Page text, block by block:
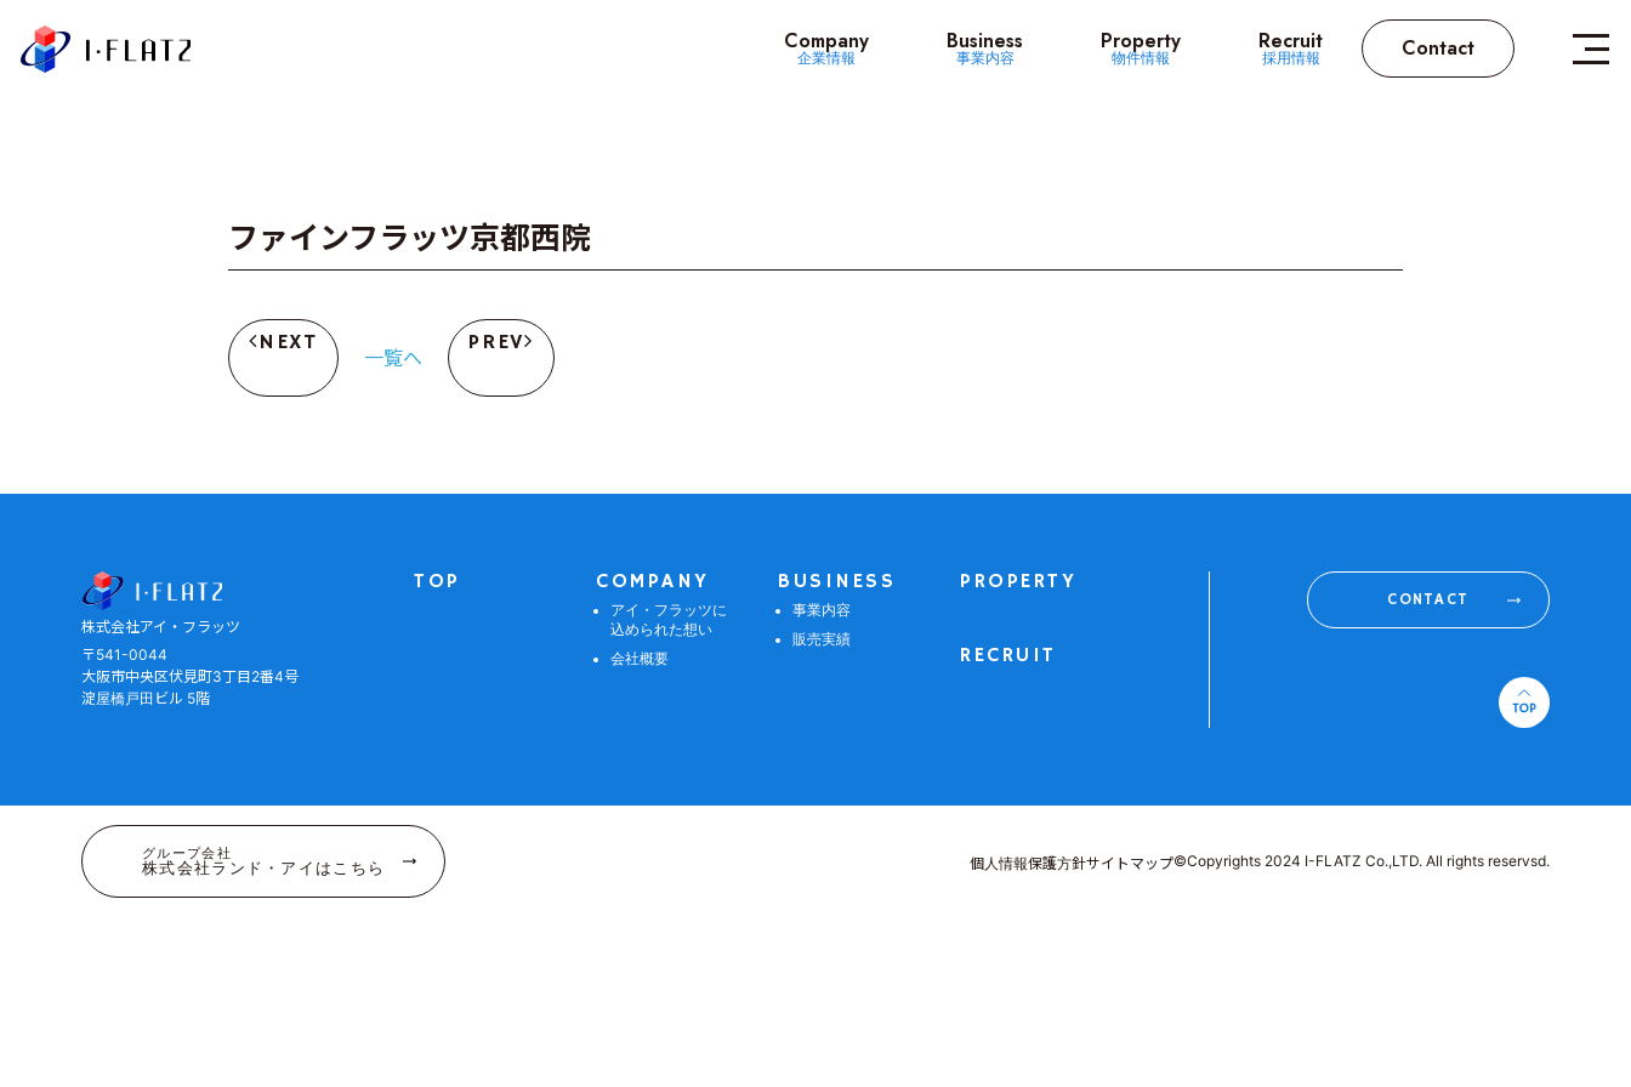
Company
企業情報
Business
事業内容
Property
物件情報
Recruit
採用情報 Contact
ファインフラッツ京都西院
NEXT
一覧へ
PREV
株式会社アイ・フラッツ
株式会社アイ・フラッツ
〒541-0044
大阪市中央区伏見町3丁目2番4号
淀屋橋戸田ビル 5階
TOP COMPANY
アイ・フラッツに
込められた想い
会社概要
BUSINESS
事業内容
販売実績
PROPERTY
RECRUIT
CONTACT
グループ会社
株式会社ランド・アイはこちら 個人情報保護方針サイトマップ©Copyrights 2024 I-FLATZ Co.,LTD. All rights reservsd.